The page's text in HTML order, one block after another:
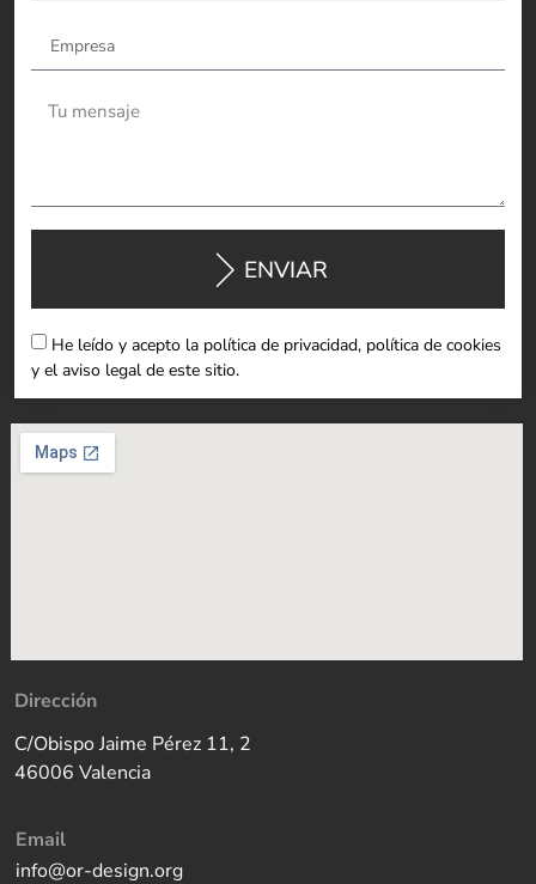
He leído y acepto la política de privacidad, política de cookies
y el aviso legal de este sitio.
ENVIAR
Dirección
C/Obispo Jaime Pérez 11, 2
46006 Valencia
Email
info@or-design.org